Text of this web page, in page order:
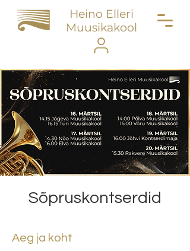
Heino Elleri
Muusikakool
Sõpruskontserdid
Aeg ja koht